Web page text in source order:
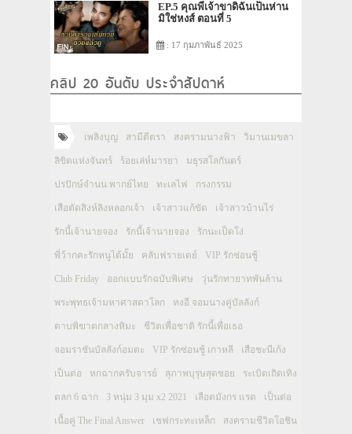
EP.5 คุณพี่เจ้าขาดิฉันเป็นห่าน
มิใช่หงส์ ตอนที่ 5
: 17 กุมภาพันธ์ 2025
คลิป 20 อันดับ ประจำสัปดาห์
เพลิงบุญ สามีตีตรา สงครามนางฟ้า วิมานเมขลา
ลิขิตแห่งจันทร์ ร้อยเล่ห์มารยา มธุรสโลกันตร์
ปรปักษ์จำนน พากย์ไทย ทะเลไฟ กรงกรรม
เสือตัดสิงห์ลิงหลอกเจ้า เจ้าสาวแก้ขัด เจ้าสาวบ้านไร่
รักนี้เจ้านายจอง รักนี้เจ้านายจอง รักนะเป็ดโง่
พี่ว้ากคะรักหนูได้มั้ย คลับฟรายเดย์ VIP รักซ่อนชู้
Club Friday ออกแบบรักฉบับพิเศษ วุ่นรักทายาทพันล้าน
พระพุทธเจ้ามหาศาสดาโลก ทงอี จอมนางคู่บัลลังก์
ดาบพิฆาตกลางหิมะ ชีวิตเพื่อชาติ รักนี้เพื่อเธอ
จอมราชันบัลลังก์อมตะ VIP รักซ่อนชู้ เกาหลี เสือชะนีเก้ง
เป็นต่อ หกฉากครับจารย์ สุภาพบุรุษสุดซอย ระเบิดเถิดเทิง
ตลก 6 ฉาก 3 หนุ่ม 3 มุม x2 2021 เลือดมังกร แรด เป็นต่อ
เนื้อคู่ The Final Answer เชฟกระทะเหล็ก สงครามชีวิตโอชิน